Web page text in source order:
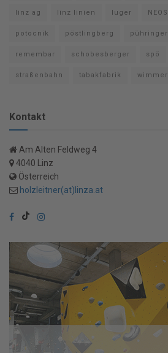
linz ag linz linien luger NEOS
potocnik pöstlingberg pühringer
remembar schobesberger spö
straßenbahn tabakfabrik wimmer
Kontakt
Am Alten Feldweg 4
4040 Linz
Österreich
holzleitner(at)linza.at